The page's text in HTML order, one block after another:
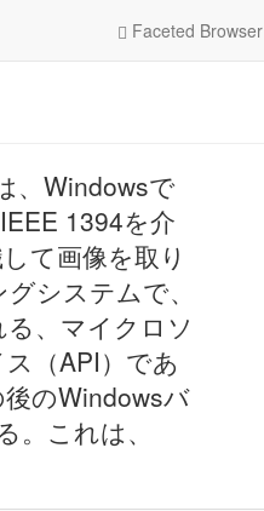
Faceted Browser
、Windowsで
1394を介
て画像を取り
システムで、
、マイクロソ
（API）であ
のWindowsバ
これは、